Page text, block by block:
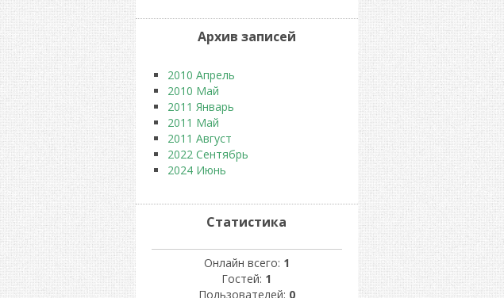
Архив записей
2010 Апрель
2010 Май
2011 Январь
2011 Май
2011 Август
2022 Сентябрь
2024 Июнь
Статистика
Онлайн всего: 1
Гостей: 1
Пользователей: 0